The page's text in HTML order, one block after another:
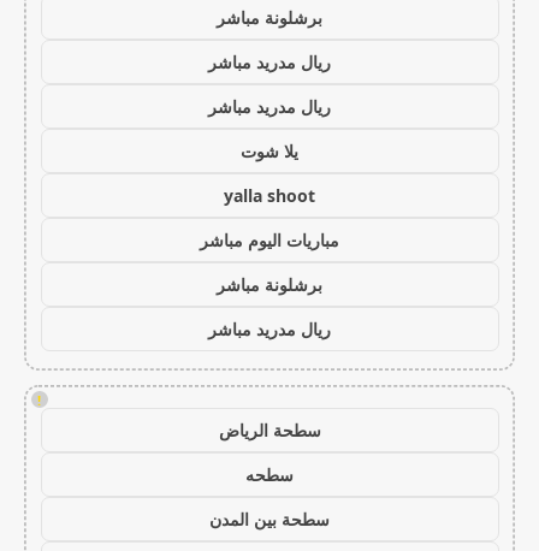
برشلونة مباشر
ريال مدريد مباشر
ريال مدريد مباشر
يلا شوت
yalla shoot
مباريات اليوم مباشر
برشلونة مباشر
ريال مدريد مباشر
!
سطحة الرياض
سطحه
سطحة بين المدن